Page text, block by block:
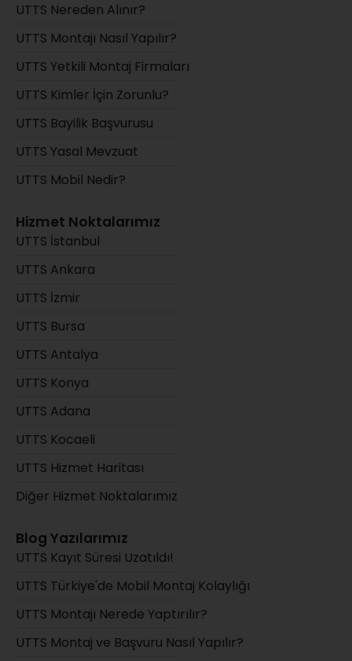
UTTS Nereden Alınır?
UTTS Montajı Nasıl Yapılır?
UTTS Yetkili Montaj Firmaları
UTTS Kimler İçin Zorunlu?
UTTS Bayilik Başvurusu
UTTS Yasal Mevzuat
UTTS Mobil Nedir?
Hizmet Noktalarımız
UTTS İstanbul
UTTS Ankara
UTTS İzmir
UTTS Bursa
UTTS Antalya
UTTS Konya
UTTS Adana
UTTS Kocaeli
UTTS Hizmet Haritası
Diğer Hizmet Noktalarımız
Blog Yazılarımız
UTTS Kayıt Süresi Uzatıldı!
UTTS Türkiye'de Mobil Montaj Kolaylığı
UTTS Montajı Nerede Yaptırılır?
UTTS Montaj ve Başvuru Nasıl Yapılır?